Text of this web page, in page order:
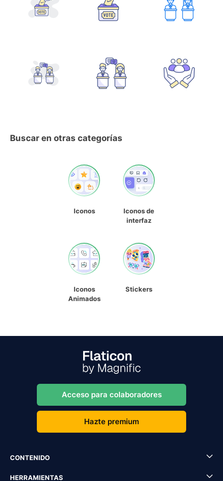
Buscar en otras categorías
Iconos
Iconos de
interfaz
Iconos
Animados
Stickers
Acceso para colaboradores
Hazte premium
CONTENIDO
HERRAMIENTAS